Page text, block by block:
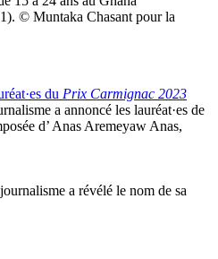
© Muntaka Chasant pour la
du Prix Carmignac 2023
a annoncé les lauréat·es de
d’ Anas Aremeyaw Anas,